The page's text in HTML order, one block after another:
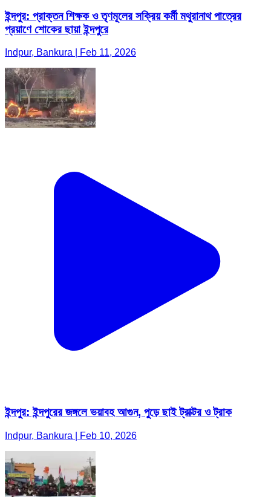
ইন্দপুর: প্রাক্তন শিক্ষক ও তৃণমূলের সক্রিয় কর্মী মথুরানাথ পাত্রের
প্রয়াণে শোকের ছায়া ইন্দপুরে
Indpur, Bankura | Feb 11, 2026
ইন্দপুর: ইন্দপুরের জঙ্গলে ভয়াবহ আগুন, পুড়ে ছাই ট্রাক্টর ও ট্রাক
Indpur, Bankura | Feb 10, 2026